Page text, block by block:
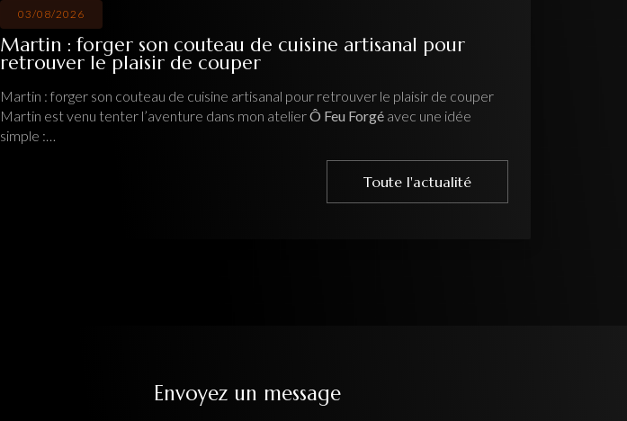
03/08/2026
Martin : forger son couteau de cuisine artisanal pour
retrouver le plaisir de couper
Martin : forger son couteau de cuisine artisanal pour retrouver le plaisir de couper
Martin est venu tenter l’aventure dans mon atelierÔ Feu Forgé avec une idée
simple :…
Toute l'actualité
Envoyez un message